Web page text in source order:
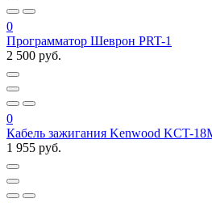
0
Программатор Шеврон PRT-1
2 500 руб.
0
Кабель зажигания Kenwood KCT-
1 955 руб.